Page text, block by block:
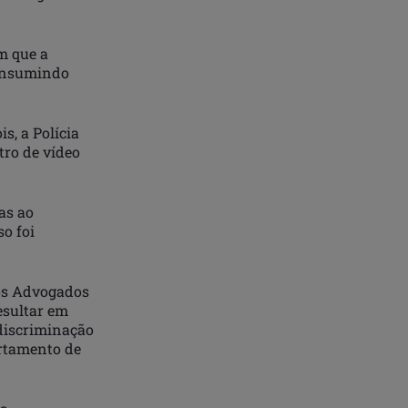
que a
a Polícia
de vídeo
ao
foi
Advogados
em
de